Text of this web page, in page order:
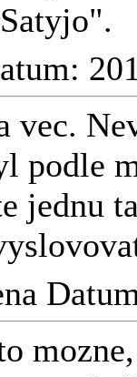
vec.
podle
jednu